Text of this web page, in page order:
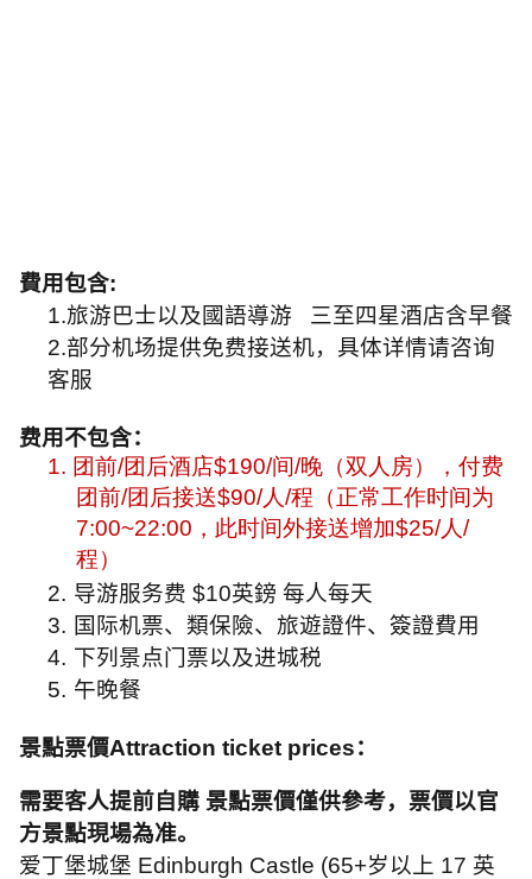
費用包含:
1.旅游巴士以及國語導游
三至四星酒店含早餐
2.部分机场提供免费接送机，具体详情请咨询
客服
费用不包含：
1. 团前/团后酒店$190/间/晚（双人房），付费
团前/团后接送$90/人/程（正常工作时间为
7:00~22:00 ，此时间外接送增加$25/人/
程）
2. 导游服务费 $10英鎊 每人每天
3. 国际机票、類保險、旅遊證件、簽證費用
4. 下列景点门票以及进城税
5. 午晚餐
景點票價Attraction ticket prices：
需要客人提前自購 景點票價僅供參考，票價以官
方景點現場為准。
爱丁堡城堡 Edinburgh Castle (65+岁以上 17 英